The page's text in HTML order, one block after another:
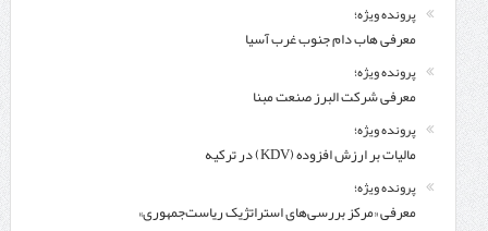
پرونده ویژه؛
معرفی هاب دام جنوب غرب آسیا
پرونده ویژه؛
معرفی شركت البرز صنعت مبنا
پرونده ویژه؛
مالیات بر ارزش افزوده (KDV) در ترکیه
پرونده ویژه؛
معرفی «مرکز بررسی‌های استراتژیک ریاست‌جمهوری»